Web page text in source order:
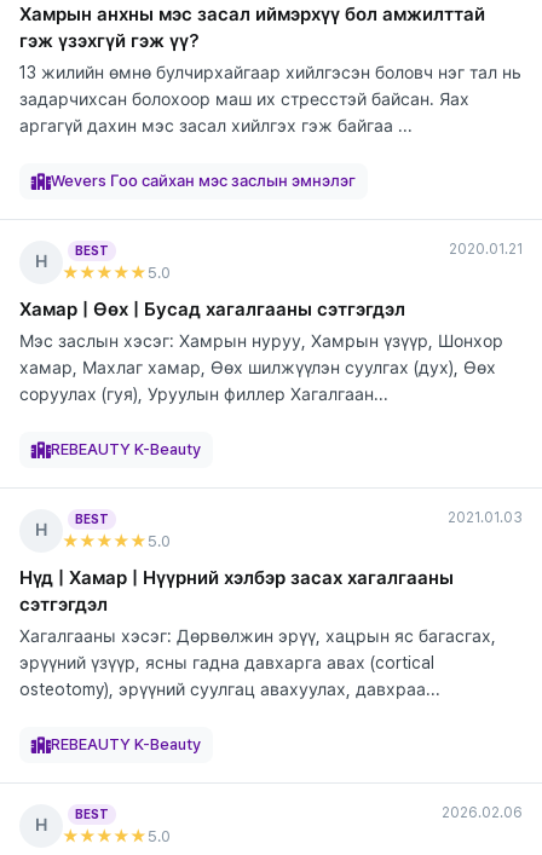
Хамрын анхны мэс засал иймэрхүү бол амжилттай
гэж үзэхгүй гэж үү?
13 жилийн өмнө булчирхайгаар хийлгэсэн боловч нэг тал нь
задарчихсан болохоор маш их стресстэй байсан. Яах
аргагүй дахин мэс засал хийлгэх гэж байгаа ...
Wevers Гоо сайхан мэс заслын эмнэлэг
Н
BEST
★★★★★ 5.0
2020.01.21
Хамар | Өөх | Бусад хагалгааны сэтгэгдэл
Мэс заслын хэсэг: Хамрын нуруу, Хамрын үзүүр, Шонхор
хамар, Махлаг хамар, Өөх шилжүүлэн суулгах (дух), Өөх
соруулах (гуя), Уруулын филлер Хагалгаан...
REBEAUTY K-Beauty
Н
BEST
★★★★★ 5.0
2021.01.03
Нүд | Хамар | Нүүрний хэлбэр засах хагалгааны
сэтгэгдэл
Хагалгааны хэсэг: Дөрвөлжин эрүү, хацрын яс багасгах,
эрүүний үзүүр, ясны гадна давхарга авах (cortical
osteotomy), эрүүний суулгац авахуулах, давхраа...
REBEAUTY K-Beauty
Н
BEST
★★★★★ 5.0
2026.02.06